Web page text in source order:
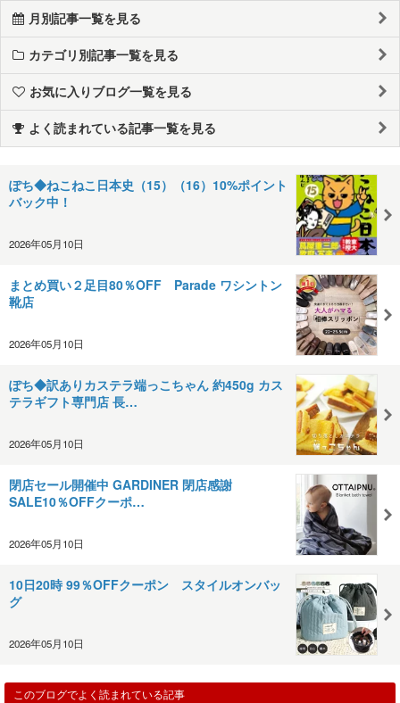
月別記事一覧を見る
カテゴリ別記事一覧を見る
お気に入りブログ一覧を見る
よく読まれている記事一覧を見る
ぽち◆ねこねこ日本史（15）（16）10%ポイント
バック中！
2026年05月10日
まとめ買い２足目80％OFF Parade ワシントン
靴店
2026年05月10日
ぽち◆訳ありカステラ端っこちゃん 約450g カス
テラギフト専門店 長…
2026年05月10日
閉店セール開催中 GARDINER 閉店感謝
SALE10％OFFクーポ…
2026年05月10日
10日20時 99％OFFクーポン スタイルオンバッ
グ
2026年05月10日
このブログでよく読まれている記事